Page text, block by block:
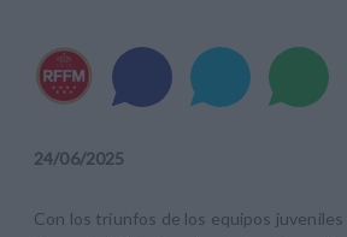
24/06/2025
Con los triunfos de los equipos juveniles